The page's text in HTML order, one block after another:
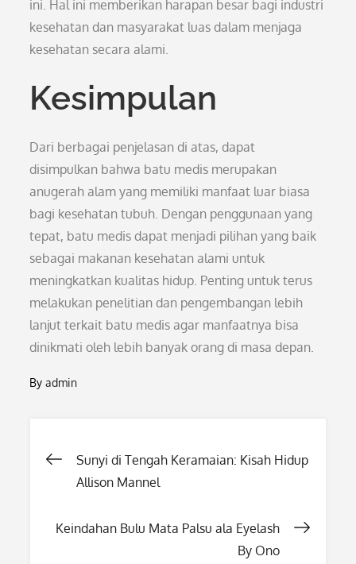
ini. Hal ini memberikan harapan besar bagi industri
kesehatan dan masyarakat luas dalam menjaga
kesehatan secara alami.
Kesimpulan
Dari berbagai penjelasan di atas, dapat
disimpulkan bahwa batu medis merupakan
anugerah alam yang memiliki manfaat luar biasa
bagi kesehatan tubuh. Dengan penggunaan yang
tepat, batu medis dapat menjadi pilihan yang baik
sebagai makanan kesehatan alami untuk
meningkatkan kualitas hidup. Penting untuk terus
melakukan penelitian dan pengembangan lebih
lanjut terkait batu medis agar manfaatnya bisa
dinikmati oleh lebih banyak orang di masa depan.
Byadmin
Post
Sunyi di Tengah Keramaian: Kisah Hidup
Allison Mannel
Keindahan Bulu Mata Palsu ala Eyelash
By Ono